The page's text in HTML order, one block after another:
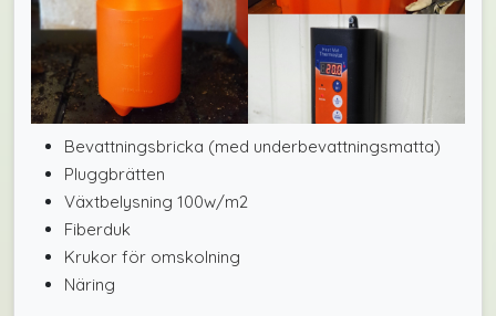
Bevattningsbricka (med underbevattningsmatta)
Pluggbrätten
Växtbelysning 100w/m2
Fiberduk
Krukor för omskolning
Näring